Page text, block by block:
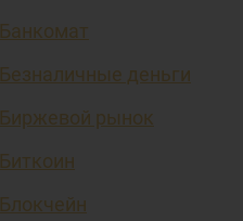
Банкомат
Безналичные деньги
Биржевой рынок
Биткоин
Блокчейн